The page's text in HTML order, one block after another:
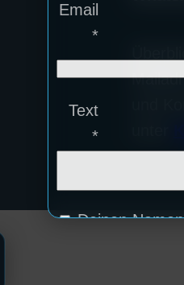
Email
*
Text
*
Deinen
weitere